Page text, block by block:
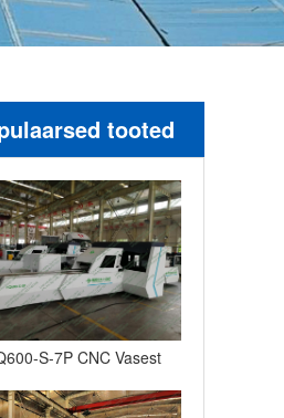
tooted
S-7P CNC Vasest
siini mulgustamiseks